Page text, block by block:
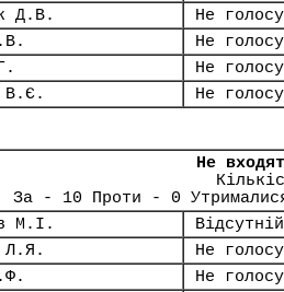
Д.В.
Не
Не
Не
В.Є.
Не
Не
За - 10 Проти - 0
М.І.
Відсутній
Л.Я.
Не
Не